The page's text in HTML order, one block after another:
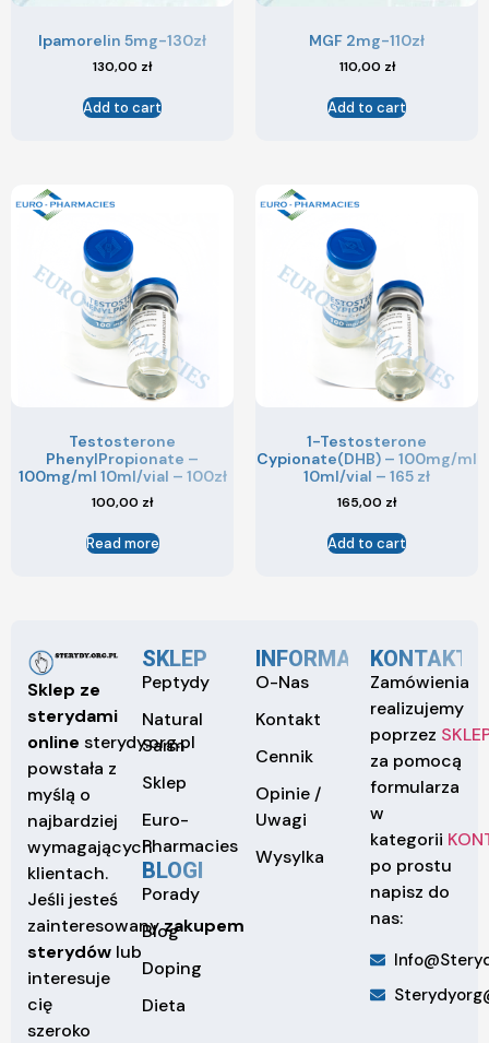
Ipamorelin 5mg-130zł
130,00 zł
Add to cart
MGF 2mg-110zł
110,00 zł
Add to cart
Testosterone
PhenylPropionate –
100mg/ml 10ml/vial – 100zł
100,00 zł
Read more
1-Testosterone
Cypionate(DHB) – 100mg/ml
10ml/vial – 165 zł
165,00 zł
Add to cart
Sklep ze
sterydami
online sterydy.org.pl
powstała z
myślą o
najbardziej
wymagających
klientach.
Jeśli jesteś
zainteresowanyzakupem
sterydów lub
interesuje
cię
szeroko
SKLEP
Peptydy
Natural
Sarm
Sklep
Euro-
Pharmacies
BLOGI
Porady
Blog
Doping
Dieta
INFORMACJE
O-Nas
Kontakt
Cennik
Opinie /
Uwagi
Wysylka
KONTAKT
Zamówienia
realizujemy
poprzez
za pomocą
formularza
w
kategorii
po prostu
napisz do
nas: